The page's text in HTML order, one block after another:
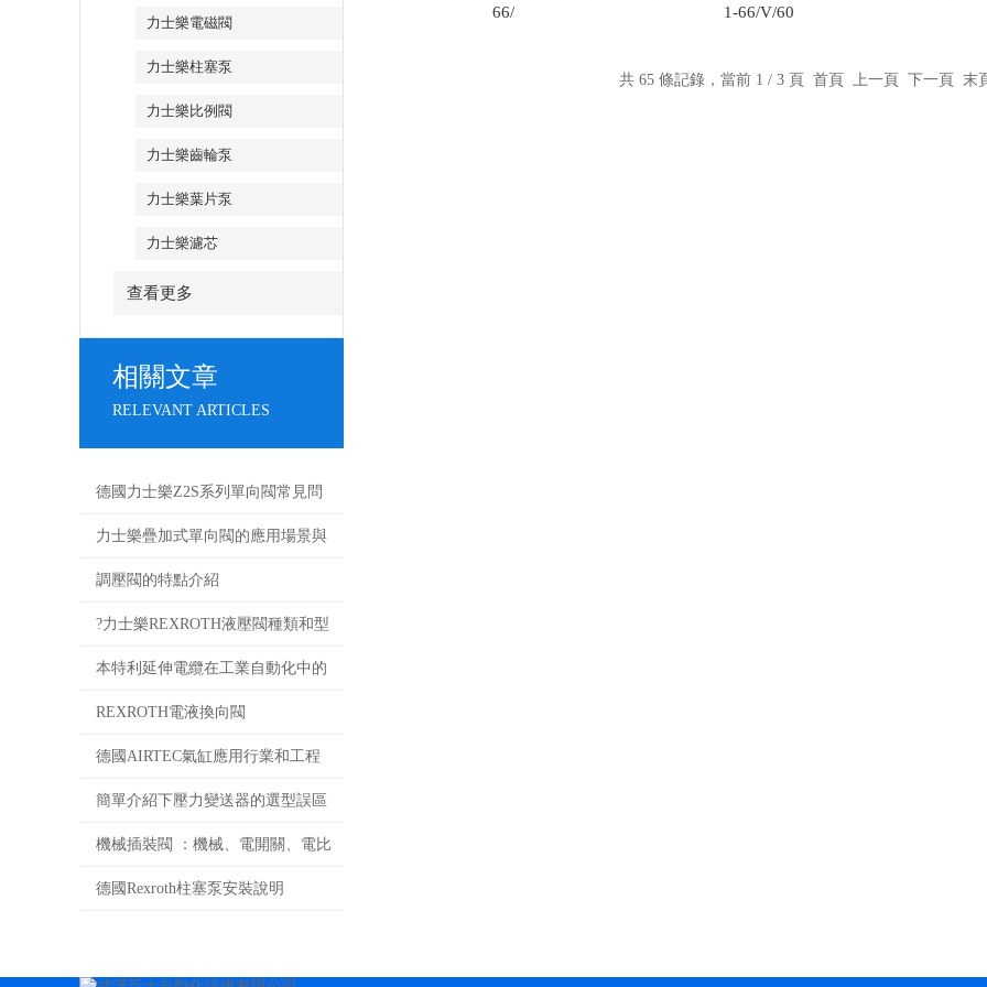
力士樂電磁閥
力士樂柱塞泵
力士樂比例閥
力士樂齒輪泵
力士樂葉片泵
力士樂濾芯
查看更多
相關文章
RELEVANT ARTICLES
德國力士樂Z2S系列單向閥常見問
題以及解決方案
力士樂疊加式單向閥的應用場景與
技術解析
調壓閥的特點介紹
?力士樂REXROTH液壓閥種類和型
號系列
本特利延伸電纜在工業自動化中的
作用
REXROTH電液換向閥
4WEH16D72/6EG24N9ETS2K4
德國AIRTEC氣缸應用行業和工程
案例
簡單介紹下壓力變送器的選型誤區
有哪些？
機械插裝閥 ：機械、電開關、電比
例、流量控制
德國Rexroth柱塞泵安裝說明
66/
1-66/V/60
共 65 條記錄，當前 1 / 3 頁 首頁 上一頁 下一頁 末